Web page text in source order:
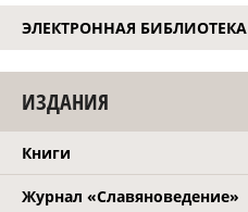
ЭЛЕКТРОННАЯ БИБЛИОТЕКА
ИЗДАНИЯ
Книги
Журнал «Славяноведение»